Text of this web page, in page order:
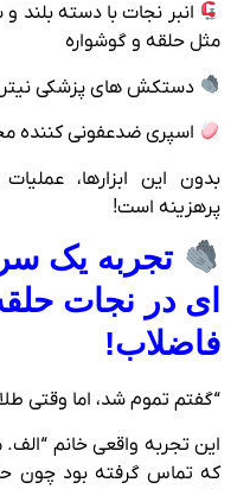
انبر نجات با دسته
مثل حلقه و گوشواره
دستکش‌ های پزشکی
اسپری ضدعفونی‌ کننده
بدون این ابزارها،
پرهزینه‌ است!
تجربه یک
ای در نجات
فاضلاب!
“گفتم تموم شد، اما وقتی
این تجربه واقعی خانم
که تماس گرفته بود چون